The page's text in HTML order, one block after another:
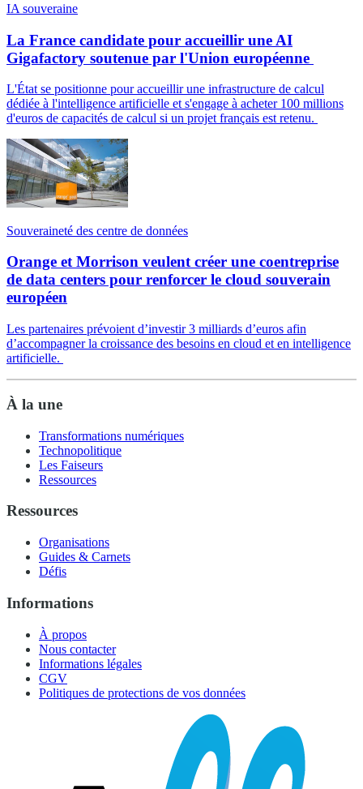
IA souveraine
La France candidate pour accueillir une AI
Gigafactory soutenue par l'Union européenne
L'État se positionne pour accueillir une infrastructure de calcul
dédiée à l'intelligence artificielle et s'engage à acheter 100 millions
d'euros de capacités de calcul si un projet français est retenu.
Souveraineté des centre de données
Orange et Morrison veulent créer une coentreprise
de data centers pour renforcer le cloud souverain
européen
Les partenaires prévoient d’investir 3 milliards d’euros afin
d’accompagner la croissance des besoins en cloud et en intelligence
artificielle.
À la une
Transformations numériques
Technopolitique
Les Faiseurs
Ressources
Ressources
Organisations
Guides & Carnets
Défis
Informations
À propos
Nous contacter
Informations légales
CGV
Politiques de protections de vos données